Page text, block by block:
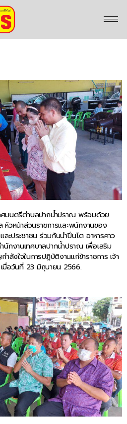
ศมนตรีตำบลปากน้ำปราณ พร้อมด้วย
หัวหน้าส่วนราชการและพนักงานของ
ะประชาชน ร่วมกันนำปิ่นโต อาหารคาว
กงานเทศบาลปากน้ำปราณ เพื่อเสริม
ลังใจในการปฎิบัติงานแก่ข้าราชการ เจ้า
มื่อวันที่ 23 มิถุนายน 2566.